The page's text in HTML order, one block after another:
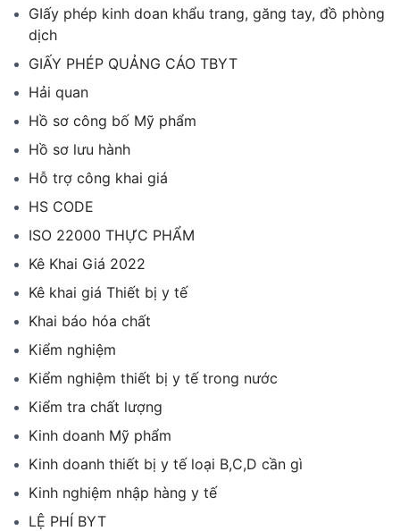
GIấy phép kinh doan khẩu trang, găng tay, đồ phòng
dịch
GIẤY PHÉP QUẢNG CÁO TBYT
Hải quan
Hồ sơ công bố Mỹ phẩm
Hồ sơ lưu hành
Hỗ trợ công khai giá
HS CODE
ISO 22000 THỰC PHẨM
Kê Khai Giá 2022
Kê khai giá Thiết bị y tế
Khai báo hóa chất
Kiểm nghiệm
Kiểm nghiệm thiết bị y tế trong nước
Kiểm tra chất lượng
Kinh doanh Mỹ phẩm
Kinh doanh thiết bị y tế loại B,C,D cần gì
Kinh nghiệm nhập hàng y tế
LỆ PHÍ BYT